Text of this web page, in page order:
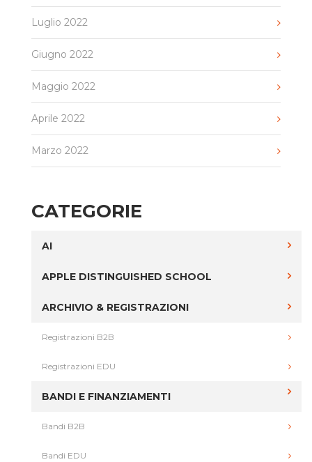
Luglio 2022
Giugno 2022
Maggio 2022
Aprile 2022
Marzo 2022
CATEGORIE
AI
APPLE DISTINGUISHED SCHOOL
ARCHIVIO & REGISTRAZIONI
Registrazioni B2B
Registrazioni EDU
BANDI E FINANZIAMENTI
Bandi B2B
Bandi EDU